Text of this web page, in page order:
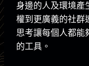
身邊的人及環境產
權到更廣義的社群
思考讓每個人都能
的工具。